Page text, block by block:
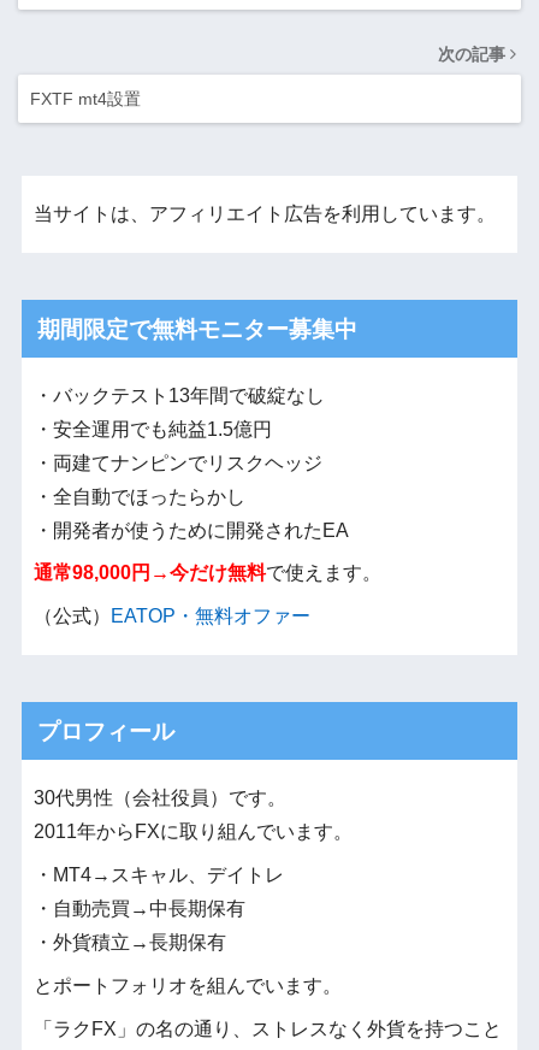
次の記事
FXTF mt4設置
当サイトは、アフィリエイト広告を利用しています。
期間限定で無料モニター募集中
・バックテスト13年間で破綻なし
・安全運用でも純益1.5億円
・両建てナンピンでリスクヘッジ
・全自動でほったらかし
・開発者が使うために開発されたEA
通常98,000円→今だけ無料で使えます。
（公式） EATOP・無料オファー
プロフィール
30代男性（会社役員）です。
2011年からFXに取り組んでいます。
・MT4→スキャル、デイトレ
・自動売買→中長期保有
・外貨積立→長期保有
とポートフォリオを組んでいます。
「ラクFX」の名の通り、ストレスなく外貨を持つこと